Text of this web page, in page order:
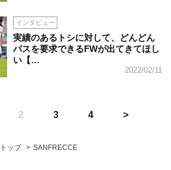
インタビュー
実績のあるトシに対して、どんどん
パスを要求できるFWが出てきてほし
い【…
2022/02/11
2 3 4
トップ SANFRECCE